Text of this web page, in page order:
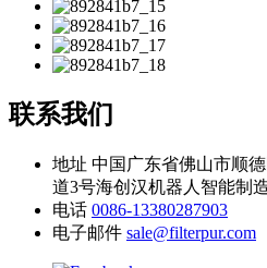
联系我们
地址 中国广东省佛山市顺
道3号海创汉机器人智能制
电话 0086-13380287903
电子邮件 sale@filterpur.com